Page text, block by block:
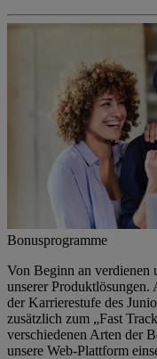
Bonusprogramme
Von Beginn an verdienen
unserer Produktlösungen.
der Karrierestufe des
zusätzlich zum „Fast
verschiedenen Arten der
unsere Web-Plattform